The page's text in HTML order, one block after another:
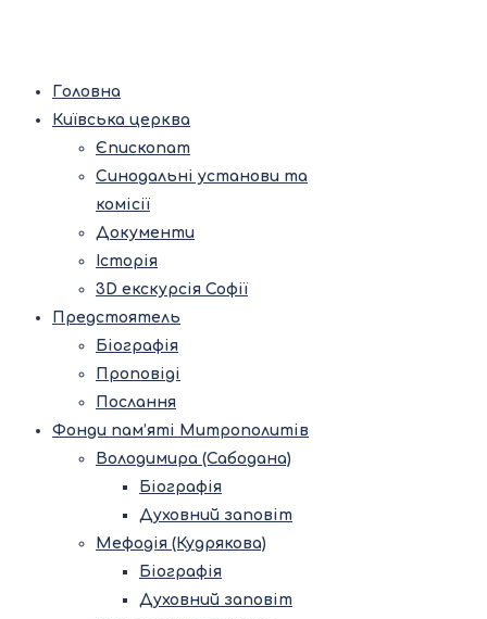
Головна
Київська церква
Єпископат
Синодальні установи та
комісії
Документи
Історія
3D екскурсія Софії
Предстоятель
Біографія
Проповіді
Послання
Фонди пам’яті Митрополитів
Володимира (Сабодана)
Біографія
Духовний заповіт
Мефодія (Кудрякова)
Біографія
Духовний заповіт